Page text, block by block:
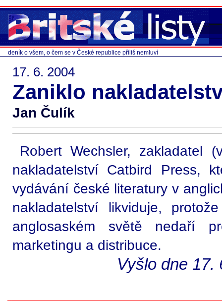
deník o všem, o čem se v České republice příliš nemluví
17. 6. 2004
Zaniklo
Jan Čulík
Robert Wechsler, zakladatel
nakladatelství Catbird Press,
vydávání české literatury v
nakladatelství likviduje,
anglosaském světě nedaří
marketingu a distribuce.
Vyšlo dne 17.